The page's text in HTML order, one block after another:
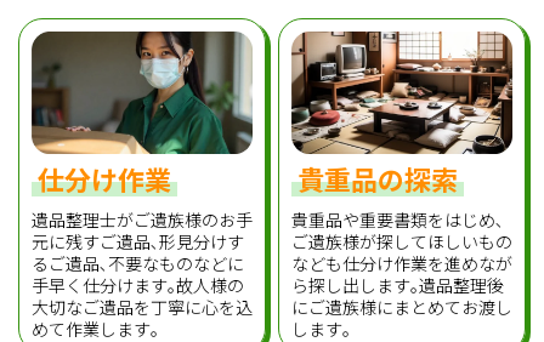
仕分け作業
遺品整理士がご遺族様のお手
元に残すご遺品､形見分けす
るご遺品､不要なものなどに
手早く仕分けます｡故人様の
大切なご遺品を丁寧に心を込
めて作業します｡
貴重品の探索
貴重品や重要書類をはじめ､
ご遺族様が探してほしいもの
なども仕分け作業を進めなが
ら探し出します｡遺品整理後
にご遺族様にまとめてお渡し
します｡